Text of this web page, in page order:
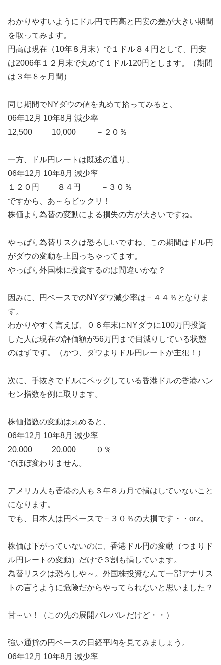
わかりやすいようにドル円で円高と円安の差が大きい期間
を取ってみます。
円高は現在（10年８月末）で１ドル８４円として、円安
は2006年１２月末で丸めて１ドル120円とします。（期間
は３年８ヶ月間）
同じ期間でNYダウの値を丸めて拾ってみると、
06年12月 10年8月 減少率
12,500 10,000 －２０％
一方、ドル円レートは既述の通り、
06年12月 10年8月 減少率
１２０円 ８４円 －３０％
ですから、あ～らビックリ！
株価より為替の変動による損失の方が大きいですね。
やっぱり為替リスクは恐ろしいですね、この期間はドル円
がダウの変動を上回っちゃってます。
やっぱり外国株に投資するのは間違いかな？
因みに、円ベースでのNYダウ減少率は－４４％となりま
す。
わかりやすく言えば、０６年末にNYダウに100万円投資
した人は現在の評価額が56万円まで目減りしている状態
のはずです。（かつ、ダウよりドル円レートが主犯！）
次に、手抜きでドルにペッグしている香港ドルの香港ハン
セン指数を例に取ります。
株価指数の変動は丸めると、
06年12月 10年8月 減少率
20,000 20,000 ０％
でほぼ変わりません。
アメリカ人も香港の人も３年８カ月で損はしていないこと
になります。
でも、日本人は円ベースで－３０％の大損です・・orz。
株価は下がっていないのに、香港ドル円の変動（つまりド
ル円レートの変動）だけで３割も損しています。
為替リスクは恐ろしや～。外国株投資なんて一部アナリス
トの言うように危険だからやってられないと思いました？
甘～い！（この先の展開バレバレだけど・・）
強い通貨の円ベースの日経平均を見てみましょう。
06年12月 10年8月 減少率